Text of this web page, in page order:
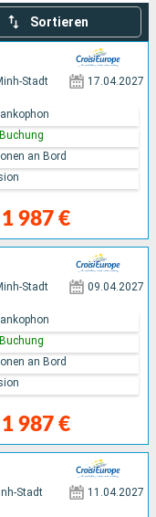
Sortieren
Stadt 17.04.2027
1 987 €
an Bord
Stadt 09.04.2027
1 987 €
an Bord
Stadt 11.04.2027